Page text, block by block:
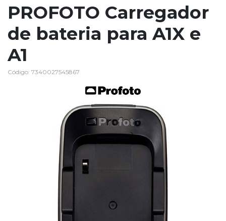
PROFOTO Carregador
de bateria para A1X e
A1
Código: 7340027545867